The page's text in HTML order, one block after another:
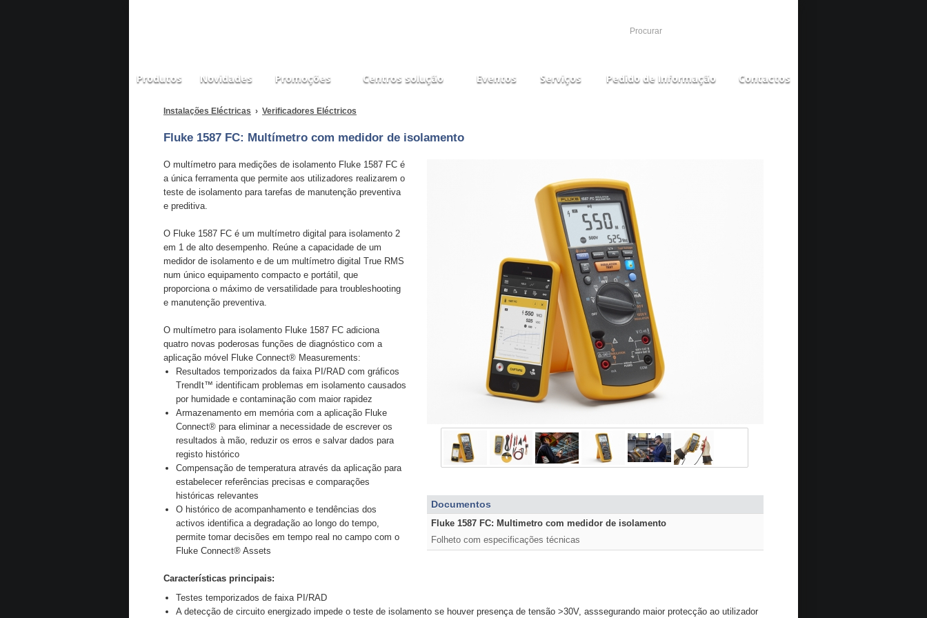
Produtos Novidades Promoções Centros solução Eventos Serviços Pedido de Informação Contactos
Instalações Eléctricas › Verificadores Eléctricos
Fluke 1587 FC: Multímetro com medidor de isolamento
Documentos
Fluke 1587 FC: Multimetro com medidor de isolamento
Folheto com especificações técnicas
O multímetro para medições de isolamento Fluke 1587 FC é
a única ferramenta que permite aos utilizadores realizarem o
teste de isolamento para tarefas de manutenção preventiva
e preditiva.
O Fluke 1587 FC é um multímetro digital para isolamento 2
em 1 de alto desempenho. Reúne a capacidade de um
medidor de isolamento e de um multímetro digital True RMS
num único equipamento compacto e portátil, que
proporciona o máximo de versatilidade para troubleshooting
e manutenção preventiva.
O multímetro para isolamento Fluke 1587 FC adiciona
quatro novas poderosas funções de diagnóstico com a
aplicação móvel Fluke Connect® Measurements:
Resultados temporizados da faixa PI/RAD com gráficos
TrendIt™ identificam problemas em isolamento causados
por humidade e contaminação com maior rapidez
Armazenamento em memória com a aplicação Fluke
Connect® para eliminar a necessidade de escrever os
resultados à mão, reduzir os erros e salvar dados para
registo histórico
Compensação de temperatura através da aplicação para
estabelecer referências precisas e comparações
históricas relevantes
O histórico de acompanhamento e tendências dos
activos identifica a degradação ao longo do tempo,
permite tomar decisões em tempo real no campo com o
Fluke Connect® Assets
Características principais:
Testes temporizados de faixa PI/RAD
A detecção de circuito energizado impede o teste de isolamento se houver presença de tensão >30V, asssegurando maior protecção ao utilizador